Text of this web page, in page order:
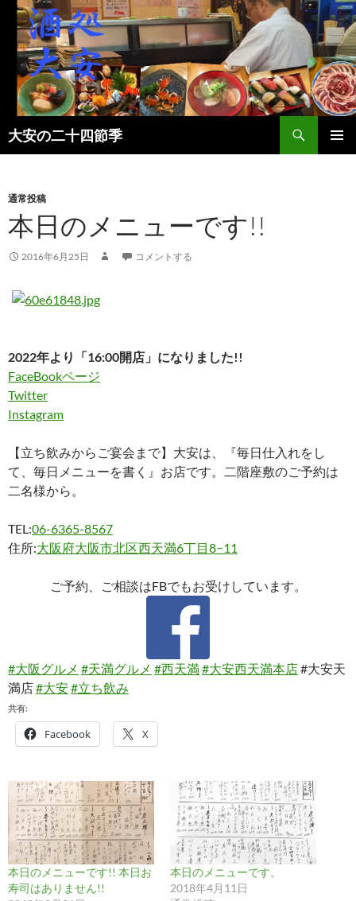
大安の二十四節季
検
索
ン
へ
キ
プ
通常投稿
本日のメニューです!!
2016年6月25日 コメントする
2022年より「16:00開店」になりました!!
FaceBookページ
Twitter
Instagram
【立ち飲みからご宴会まで】大安は、『毎日仕入れをし
て、毎日メニューを書く』お店です。二階座敷のご予約は
二名様から。
TEL:06-6365-8567
住所:大阪府大阪市北区西天満6丁目8−11
ご予約、ご相談はFBでもお受けしています。
#大阪グルメ #天満グルメ #西天満#大安西天満本店#大安天
満店#大安#立ち飲み
共有:
Facebook X
本日のメニューです!! 本日お
寿司はありません!!
本日のメニューです。
2018年4月11日